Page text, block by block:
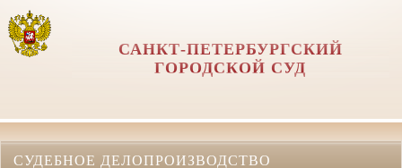
САНКТ-ПЕТЕРБУРГСКИЙ
ГОРОДСКОЙ СУД
СУДЕБНОЕ ДЕЛОПРОИЗВОДСТВО